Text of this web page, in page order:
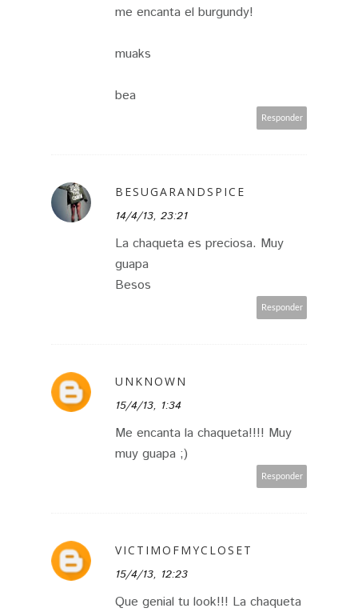
me encanta el burgundy!
muaks
bea
Responder
BESUGARANDSPICE
14/4/13, 23:21
La chaqueta es preciosa. Muy
guapa
Besos
Responder
UNKNOWN
15/4/13, 1:34
Me encanta la chaqueta!!!! Muy
muy guapa ;)
Responder
VICTIMOFMYCLOSET
15/4/13, 12:23
Que genial tu look!!! La chaqueta